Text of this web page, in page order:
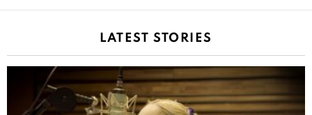
LATEST STORIES